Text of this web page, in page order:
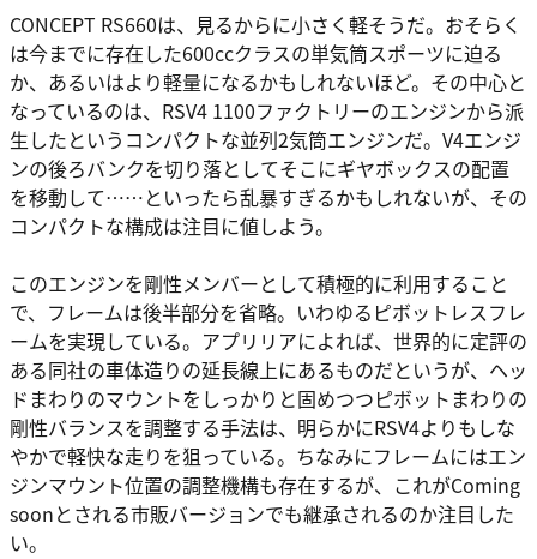
CONCEPT RS660は、見るからに小さく軽そうだ。おそらく
は今までに存在した600ccクラスの単気筒スポーツに迫る
か、あるいはより軽量になるかもしれないほど。その中心と
なっているのは、RSV4 1100ファクトリーのエンジンから派
生したというコンパクトな並列2気筒エンジンだ。V4エンジ
ンの後ろバンクを切り落としてそこにギヤボックスの配置
を移動して……といったら乱暴すぎるかもしれないが、その
コンパクトな構成は注目に値しよう。
このエンジンを剛性メンバーとして積極的に利用すること
で、フレームは後半部分を省略。いわゆるピボットレスフレ
ームを実現している。アプリリアによれば、世界的に定評の
ある同社の車体造りの延長線上にあるものだというが、ヘッ
ドまわりのマウントをしっかりと固めつつピボットまわりの
剛性バランスを調整する手法は、明らかにRSV4よりもしな
やかで軽快な走りを狙っている。ちなみにフレームにはエン
ジンマウント位置の調整機構も存在するが、これがComing
soonとされる市販バージョンでも継承されるのか注目した
い。